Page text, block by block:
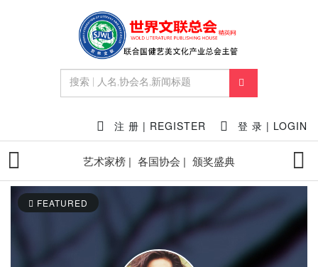
注 册 | REGISTER 登 录 | LOGIN
艺术家榜 | 各国协会 | 颁奖盛典
FEATURED